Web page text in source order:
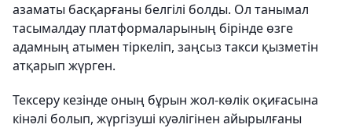
азаматы басқарғаны белгілі болды. Ол танымал
тасымалдау платформаларының бірінде өзге
адамның атымен тіркеліп, заңсыз такси қызметін
атқарып жүрген.
Тексеру кезінде оның бұрын жол-көлік оқиғасына
кінәлі болып, жүргізуші куәлігінен айырылғаны